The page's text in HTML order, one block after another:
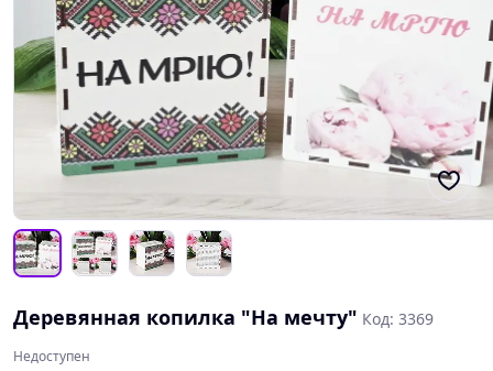
Деревянная копилка "На мечту" Код: 3369
Недоступен